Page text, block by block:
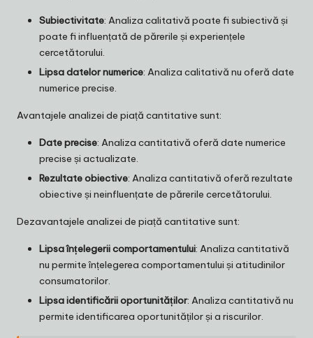
Subiectivitate: Analiza calitativă poate fi subiectivă și
poate fi influențată de părerile și experiențele
cercetătorului.
Lipsa datelor numerice: Analiza calitativă nu oferă date
numerice precise.
Avantajele analizei de piață cantitative sunt:
Date precise: Analiza cantitativă oferă date numerice
precise și actualizate.
Rezultate obiective: Analiza cantitativă oferă rezultate
obiective și neinfluențate de părerile cercetătorului.
Dezavantajele analizei de piață cantitative sunt:
Lipsa înțelegerii comportamentului: Analiza cantitativă
nu permite înțelegerea comportamentului și atitudinilor
consumatorilor.
Lipsa identificării oportunităților: Analiza cantitativă nu
permite identificarea oportunităților și a riscurilor.